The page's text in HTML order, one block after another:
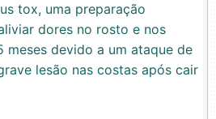
tox, uma preparação
dores no rosto e nos
meses devido a um ataque de
lesão nas costas após cair